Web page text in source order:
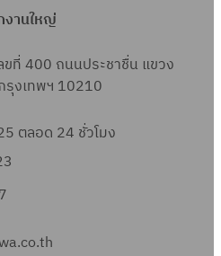
งานใหญ่
ขที่ 400 ถนนประชาชื่น แขวง
รุงเทพฯ 10210
ตลอด 24 ชั่วโมง